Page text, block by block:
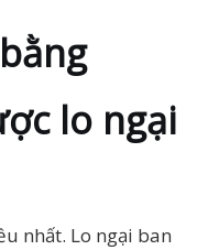
lo ngại
nhất. Lo ngại ban